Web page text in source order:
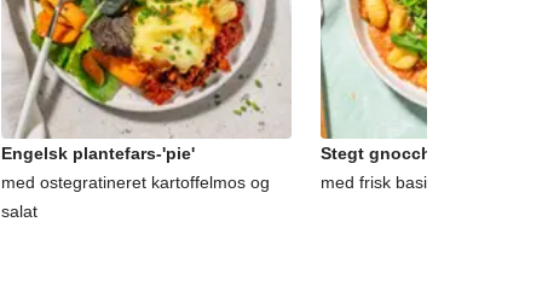
Engelsk plantefars-'pie'
med ostegratineret kartoffelmos og
salat
Stegt gnocchi og
med frisk basilikum og